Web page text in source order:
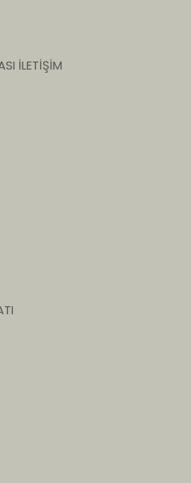
İLETİŞİM